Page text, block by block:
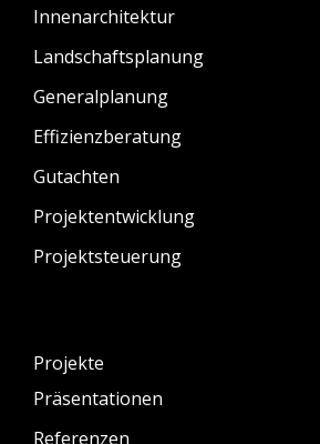
Innenarchitektur
Landschaftsplanung
Generalplanung
Effizienzberatung
Gutachten
Projektentwicklung
Projektsteuerung
Projekte
Präsentationen
Referenzen